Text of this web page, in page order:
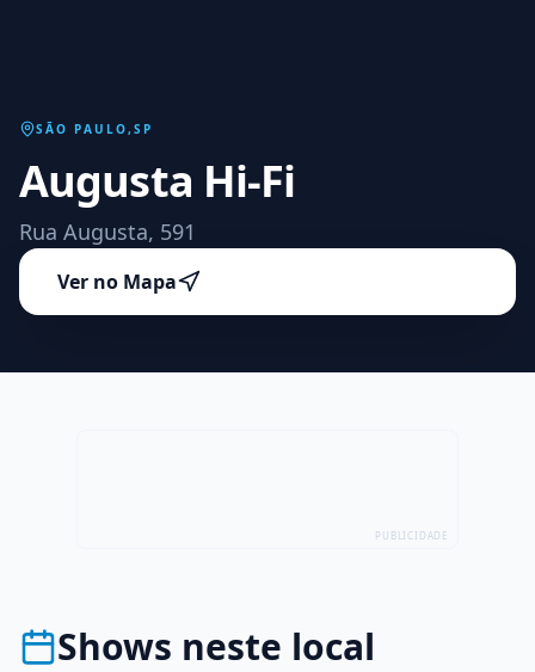
SÃO PAULO,SP
Augusta Hi-Fi
Rua Augusta, 591
Ver no Mapa
PUBLICIDADE
Shows neste local